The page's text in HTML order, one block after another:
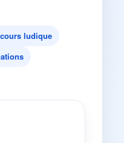
ludique